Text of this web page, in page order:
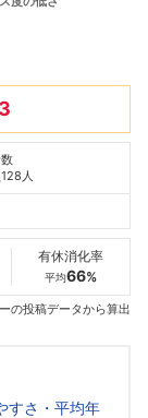
人
1220万
有休消化率
平均66%
の投稿データから算出
すさ・平均年